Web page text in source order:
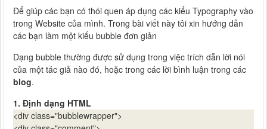
Để giúp các bạn có thói quen áp dụng các kiểu Typography vào
trong Website của mình. Trong bài viết này tôi xin hướng dẫn
các bạn làm một kiếu bubble đơn giản
Dạng bubble thường được sử dụng trong việc trích dẫn lời nói
của một tác giả nào đó, hoặc trong các lời bình luận trong các
blog.
1. Định dạng HTML
<div class="bubblewrapper">